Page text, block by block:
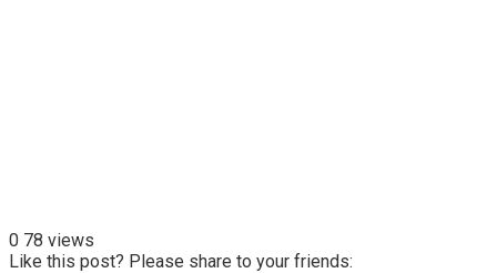
0 78 views
Like this post? Please share to your friends: